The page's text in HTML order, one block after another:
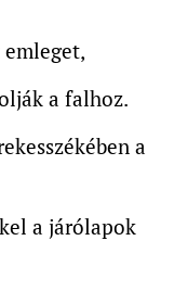
a falhoz.
a
a járólapok